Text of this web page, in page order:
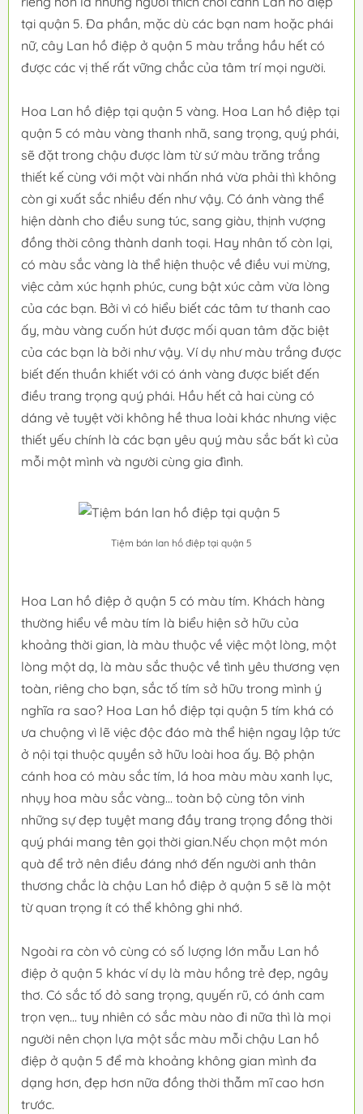
tại quận 5. Đa phần, mặc dù các bạn nam hoặc phái
nữ, cây Lan hồ điệp ở quận 5 màu trắng hầu hết có
được các vị thế rất vững chắc của tâm trí mọi người.
Hoa Lan hồ điệp tại quận 5 vàng. Hoa Lan hồ điệp tại
quận 5 có màu vàng thanh nhã, sang trọng, quý phái,
sẽ đặt trong chậu được làm từ sứ màu trăng trắng
thiết kế cùng với một vài nhấn nhá vừa phải thì không
còn gi xuất sắc nhiều đến như vậy. Có ánh vàng thể
hiện dành cho điều sung túc, sang giàu, thịnh vượng
đồng thời công thành danh toại. Hay nhân tố còn lại,
có màu sắc vàng là thể hiện thuộc về điều vui mừng,
việc cảm xúc hạnh phúc, cung bật xúc cảm vừa lòng
của các bạn. Bởi vì có hiểu biết các tâm tư thanh cao
ấy, màu vàng cuốn hút được mối quan tâm đặc biệt
của các bạn là bởi như vậy. Ví dụ như màu trắng được
biết đến thuần khiết với có ánh vàng được biết đến
điều trang trọng quý phái. Hầu hết cả hai cùng có
dáng vẻ tuyệt vời không hề thua loài khác nhưng việc
thiết yếu chính là các bạn yêu quý màu sắc bất kì của
mỗi một mình và người cùng gia đình.
Tiệm bán lan hồ điệp tại quận 5
Hoa Lan hồ điệp ở quận 5 có màu tím. Khách hàng
thường hiểu về màu tím là biểu hiện sở hữu của
khoảng thời gian, là màu thuộc về việc một lòng, một
lòng một dạ, là màu sắc thuộc về tình yêu thương vẹn
toàn, riêng cho bạn, sắc tố tím sở hữu trong mình ý
nghĩa ra sao? Hoa Lan hồ điệp tại quận 5 tím khá có
ưa chuộng vì lẽ việc độc đáo mà thể hiện ngay lập tức
ở nội tại thuộc quyền sở hữu loài hoa ấy. Bộ phận
cánh hoa có màu sắc tím, lá hoa màu màu xanh lục,
nhụy hoa màu sắc vàng... toàn bộ cùng tôn vinh
những sự đẹp tuyệt mang đầy trang trọng đồng thời
quý phái mang tên gọi thời gian.Nếu chọn một món
quà để trở nên điều đáng nhớ đến người anh thân
thương chắc là chậu Lan hồ điệp ở quận 5 sẽ là một
từ quan trọng ít có thể không ghi nhớ.
Ngoài ra còn vô cùng có số lượng lớn mẫu Lan hồ
điệp ở quận 5 khác ví dụ là màu hồng trẻ đẹp, ngây
thơ. Có sắc tố đỏ sang trọng, quyến rũ, có ánh cam
trọn vẹn... tuy nhiên có sắc màu nào đi nữa thì là mọi
người nên chọn lựa một sắc màu mỗi chậu Lan hồ
điệp ở quận 5 để mà khoảng không gian mình đa
dạng hơn, đẹp hơn nữa đồng thời thẫm mĩ cao hơn
trước.